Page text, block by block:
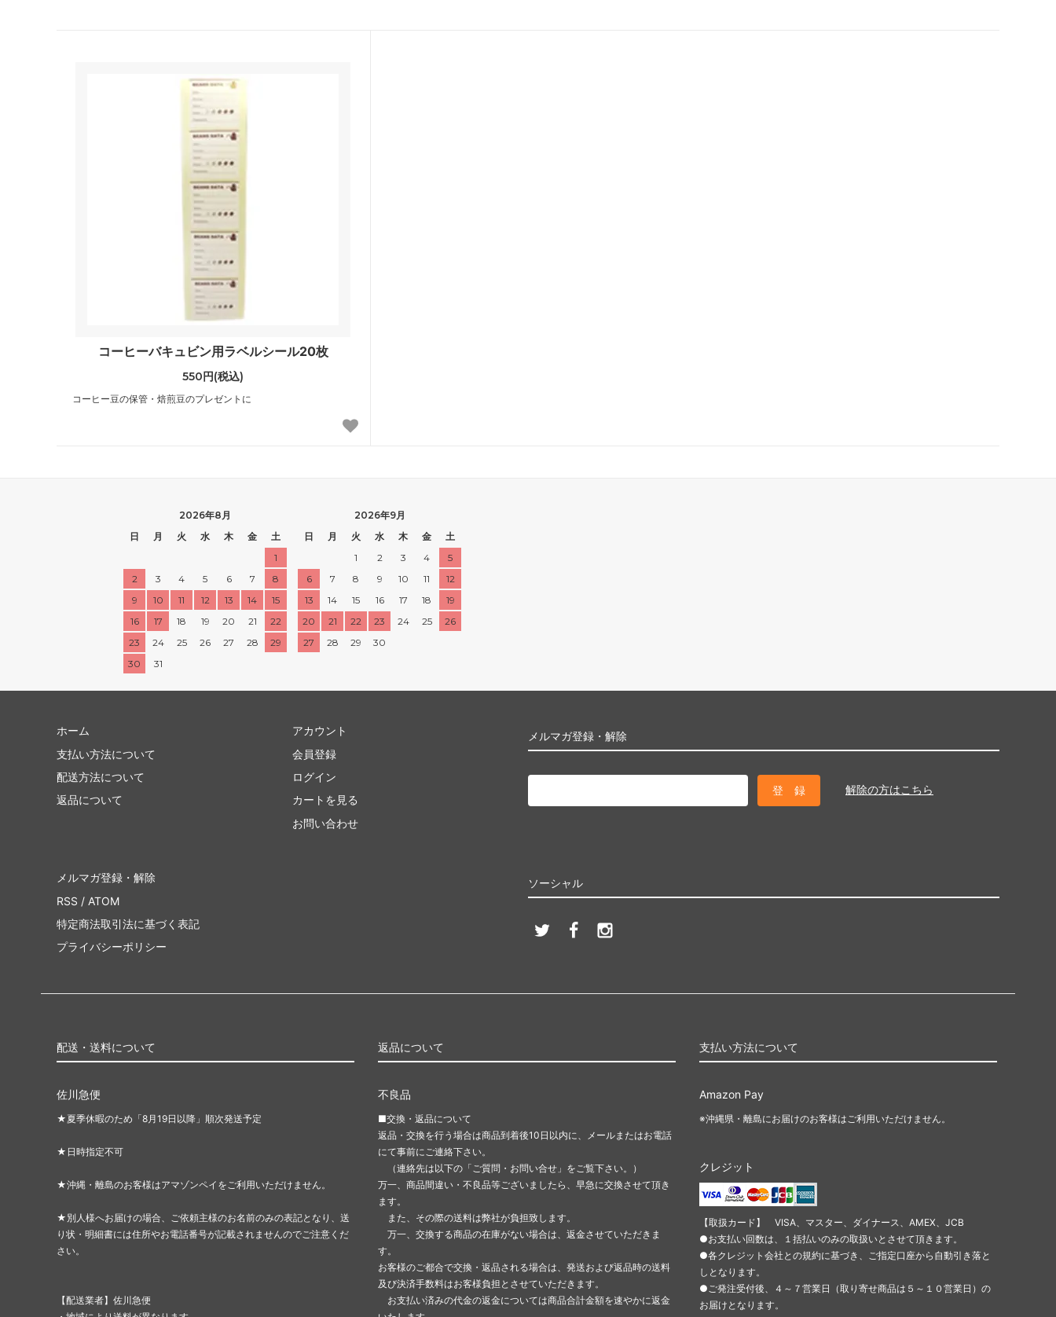
コーヒーバキュビン用ラベルシール20枚
550円(税込)
コーヒー豆の保管・焙煎豆のプレゼントに
2026年8月
日
月 火 水 木 金
土
1
2
3 4 5 6 7
8
9
10 11 12 13 14
15
16
17 18 19 20 21
22
23
24 25 26 27 28
29
30
31
2026年9月
日
月 火 水 木 金
土
1
2 3 4
5
6
7 8 9 10 11
12
13
14 15 16 17 18
19
20
21 22 23 24 25
26
27
28 29 30
メルマガ登録・解除
解除の方はこちら
ホーム
支払い方法について
配送方法について
返品について
アカウント
会員登録
ログイン
カートを見る
お問い合わせ
ソーシャル
メルマガ登録・解除
RSS / ATOM
特定商法取引法に基づく表記
プライバシーポリシー
配送・送料について
佐川急便
★夏季休暇のため「8月19日以降」順次発送予定
★日時指定不可
★沖縄・離島のお客様はアマゾンペイをご利用いただけません。
★別人様へお届けの場合、ご依頼主様のお名前のみの表記となり、送
り状・明細書には住所やお電話番号が記載されませんのでご注意くだ
さい。
【配送業者】佐川急便
返品について
不良品
■交換・返品について
返品・交換を行う場合は商品到着後10日以内に、メールまたはお電話
にて事前にご連絡下さい。
（連絡先は以下の「ご質問・お問い合せ」をご覧下さい。）
万一、商品間違い・不良品等ございましたら、早急に交換させて頂き
ます。
また、その際の送料は弊社が負担致します。
万一、交換する商品の在庫がない場合は、返金させていただきま
す。
お客様のご都合で交換・返品される場合は、発送および返品時の送料
及び決済手数料はお客様負担とさせていただきます。
お支払い済みの代金の返金については商品合計金額を速やかに返金
支払い方法について
Amazon Pay
※沖縄県・離島にお届けのお客様はご利用いただけません。
クレジット
【取扱カード】 VISA、マスター、ダイナース、AMEX、JCB
●お支払い回数は、１括払いのみの取扱いとさせて頂きます。
●各クレジット会社との規約に基づき、ご指定口座から自動引き落と
しとなります。
●ご発注受付後、４～７営業日（取り寄せ商品は５～１０営業日）の
お届けとなります。